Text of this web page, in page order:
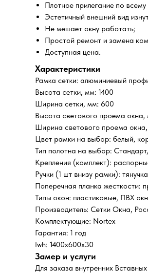
Плотное прилегание по
Эстетичный внешний вид
Не мешает окну работать;
Простой ремонт и замена
Доступная цена.
Характеристики
Рамка сетки: алюминиевый
Высота сетки, мм: 1400
Ширина сетки, мм: 600
Высота светового проема
Ширина светового проема
Цвет рамки на выбор: белый,
Тип полотна на выбор:
Крепления (комплект):
Ручки (1 шт внизу рамки): тянучка
Поперечная планка жесткости:
Типы окон: пластиковые, ПВХ
Производитель: Сетки Окна,
Комплектующие: Nortex
Гарантия: 1 год
lwh: 1400x600x30
Замер и услуги
Для заказа внутренних